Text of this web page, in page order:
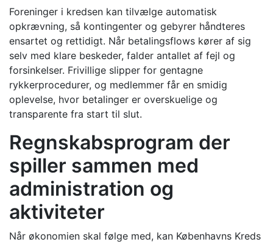
Foreninger i kredsen kan tilvælge automatisk
opkrævning, så kontingenter og gebyrer håndteres
ensartet og rettidigt. Når betalingsflows kører af sig
selv med klare beskeder, falder antallet af fejl og
forsinkelser. Frivillige slipper for gentagne
rykkerprocedurer, og medlemmer får en smidig
oplevelse, hvor betalinger er overskuelige og
transparente fra start til slut.
Regnskabsprogram der
spiller sammen med
administration og
aktiviteter
Når økonomien skal følge med, kan Københavns Kreds